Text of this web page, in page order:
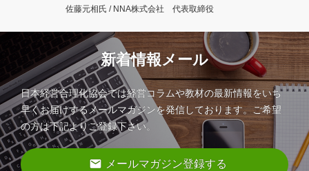
佐藤元相氏 / NNA株式会社 代表取締役
新着情報メール
日本経営合理化協会では経営コラムや教材の最新情報をいち
早くお届けするメールマガジンを発信しております。ご希望
の方は下記よりご登録下さい。
email メールマガジン登録する